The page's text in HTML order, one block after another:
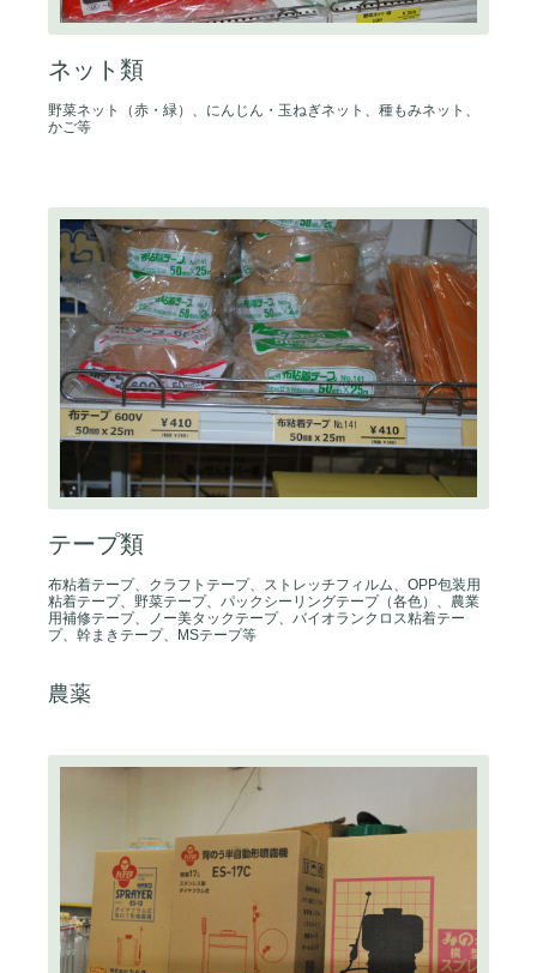
ネット類
野菜ネット（赤・緑）、にんじん・玉ねぎネット、種もみネット、
かご等
テープ類
布粘着テープ、クラフトテープ、ストレッチフィルム、OPP包装用
粘着テープ、野菜テープ、パックシーリングテープ（各色）、農業
用補修テープ、ノー美タックテープ、バイオランクロス粘着テー
プ、幹まきテープ、MSテープ等
農薬